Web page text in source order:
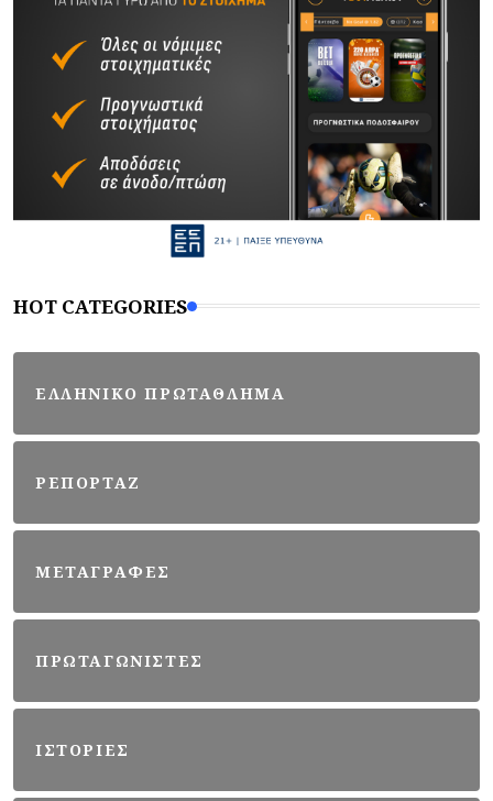
HOT CATEGORIES
ΕΛΛΗΝΙΚΟ ΠΡΩΤΑΘΛΗΜΑ
ΡΕΠΟΡΤΑΖ
ΜΕΤΑΓΡΑΦΕΣ
ΠΡΩΤΑΓΩΝΙΣΤΕΣ
ΙΣΤΟΡΙΕΣ